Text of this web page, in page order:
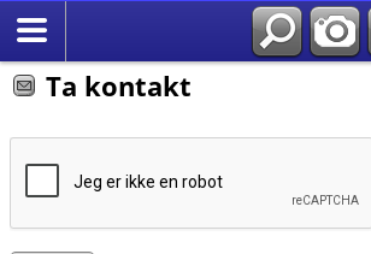
Ta kontakt